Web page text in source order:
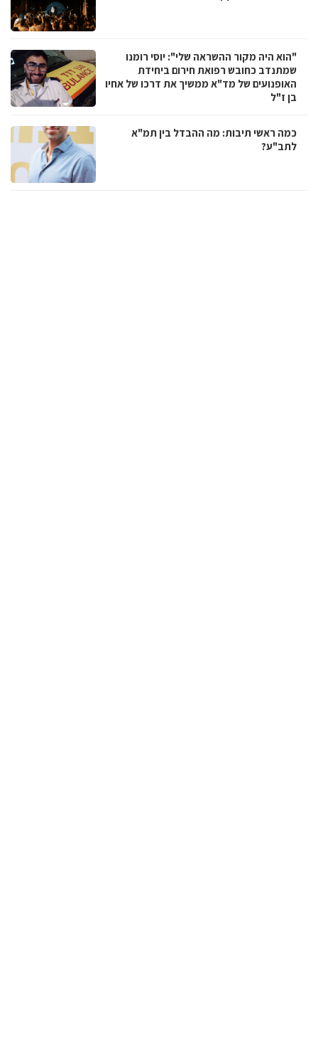
"הוא היה מקור ההשראה שלי": יוסי רומנו
שמתנדב כחובש רפואת חירום ביחידת
האופנועים של מד"א ממשיך את דרכו של אחיו
בן ז"ל
כמה ראשי תיבות: מה ההבדל בין תמ"א
לתב"ע?